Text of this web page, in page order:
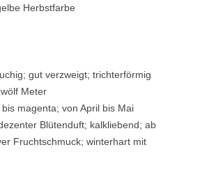
Herbstfarbe
gut verzweigt; trichterförmig
Meter
magenta; von April bis Mai
Blütenduft; kalkliebend; ab
Fruchtschmuck; winterhart mit